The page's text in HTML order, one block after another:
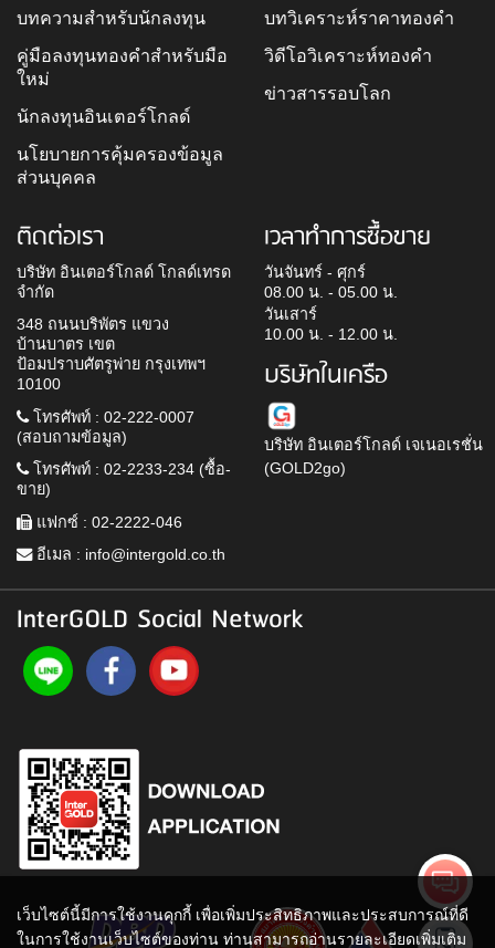
บทความสำหรับนักลงทุน
คู่มือลงทุนทองคำสำหรับมือ
ใหม่
นักลงทุนอินเตอร์โกลด์
นโยบายการคุ้มครองข้อมูล
ส่วนบุคคล
บทวิเคราะห์ราคาทองคำ
วิดีโอวิเคราะห์ทองคำ
ข่าวสารรอบโลก
ติดต่อเรา
บริษัท อินเตอร์โกลด์ โกลด์เทรด
จำกัด
348 ถนนบริพัตร แขวง
บ้านบาตร เขต
ป้อมปราบศัตรูพ่าย กรุงเทพฯ
10100
โทรศัพท์ : 02-222-0007
(สอบถามข้อมูล)
โทรศัพท์ : 02-2233-234 (ซื้อ-
ขาย)
แฟกซ์ : 02-2222-046
อีเมล : info@intergold.co.th
เวลาทำการซื้อขาย
วันจันทร์ - ศุกร์
08.00 น. - 05.00 น.
วันเสาร์
10.00 น. - 12.00 น.
บริษัทในเครือ
บริษัท อินเตอร์โกลด์ เจเนอเรชั่น
(GOLD2go)
InterGOLD Social Network
เว็บไซต์นี้มีการใช้งานคุกกี้ เพื่อเพิ่มประสิทธิภาพและประสบการณ์ที่ดี
ในการใช้งานเว็บไซต์ของท่าน ท่านสามารถอ่านรายละเอียดเพิ่มเติม